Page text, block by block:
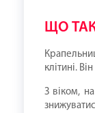
ЩО
клітині.
З віком,